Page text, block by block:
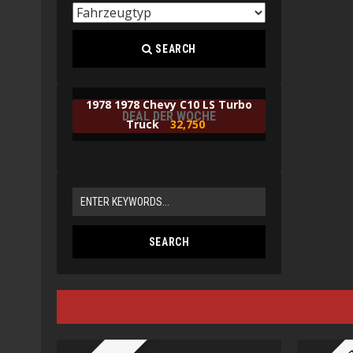
SEARCH
DEAL DER WOCHE
1978 1978 Chevy C10 LS Turbo
Truck 32,750